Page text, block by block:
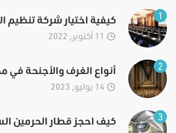
1 كيفية اختيار شركة تنظيم
2 أنواع الغرف والأجنحة في
3 كيف احجز قطار الحرمين